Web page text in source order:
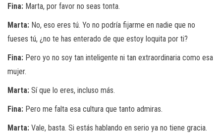
Fina: Marta, por favor no seas tonta.
Marta: No, eso eres tú. Yo no podría fijarme en nadie que no
fueses tú, ¿no te has enterado de que estoy loquita por ti?
Fina: Pero yo no soy tan inteligente ni tan extraordinaria como esa
mujer.
Marta: Sí que lo eres, incluso más.
Fina: Pero me falta esa cultura que tanto admiras.
Marta: Vale, basta. Si estás hablando en serio ya no tiene gracia.